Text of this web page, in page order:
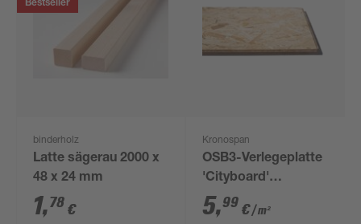
Bestseller
binderholz
Latte sägerau 2000 x
48 x 24 mm
1,78 €
Kronospan
OSB3-Verlegeplatte
'Cityboard'
ungeschliffen 1690 x
634 x 12 mm
5,99 €/ m²